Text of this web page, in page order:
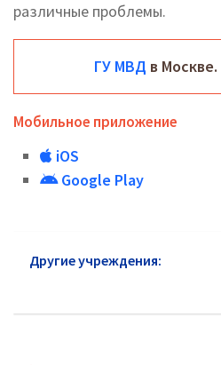
различные проблемы.
ГУ МВД в Москве.
Мобильное приложение
iOS
Google Play
Другие учреждения: